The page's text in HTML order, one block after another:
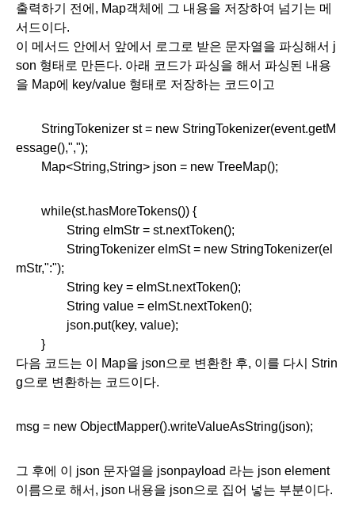
출력하기 전에, Map객체에 그 내용을 저장하여 넘기는 메
서드이다.
이 메서드 안에서 앞에서 로그로 받은 문자열을 파싱해서 j
son 형태로 만든다. 아래 코드가 파싱을 해서 파싱된 내용
을 Map에 key/value 형태로 저장하는 코드이고
essage(),",");
Map<String,String> json = new TreeMap();
while(st.hasMoreTokens()) {
String elmStr = st.nextToken();
StringTokenizer elmSt = new StringTokenizer(el
mStr,":");
String key = elmSt.nextToken();
String value = elmSt.nextToken();
json.put(key, value);
}
다음 코드는 이 Map을 json으로 변환한 후, 이를 다시 Strin
g으로 변환하는 코드이다.
msg = new ObjectMapper().writeValueAsString(json);
그 후에 이 json 문자열을 jsonpayload 라는 json element
이름으로 해서, json 내용을 json으로 집어 넣는 부분이다.